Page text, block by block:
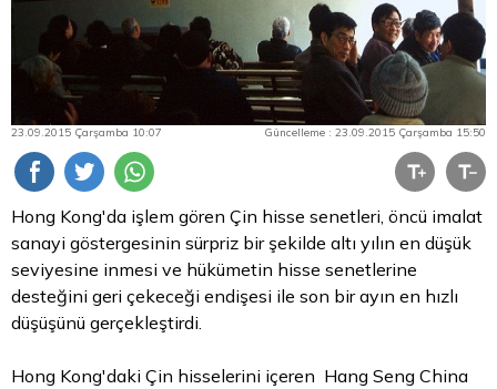
23.09.2015 Çarşamba 10:07 Güncelleme : 23.09.2015 Çarşamba 15:50
Hong Kong'da işlem gören Çin hisse senetleri, öncü imalat
sanayi göstergesinin sürpriz bir şekilde altı yılın en düşük
seviyesine inmesi ve hükümetin hisse senetlerine
desteğini geri çekeceği endişesi ile son bir ayın en hızlı
düşüşünü gerçekleştirdi.
Hong Kong'daki Çin hisselerini içeren Hang Seng China